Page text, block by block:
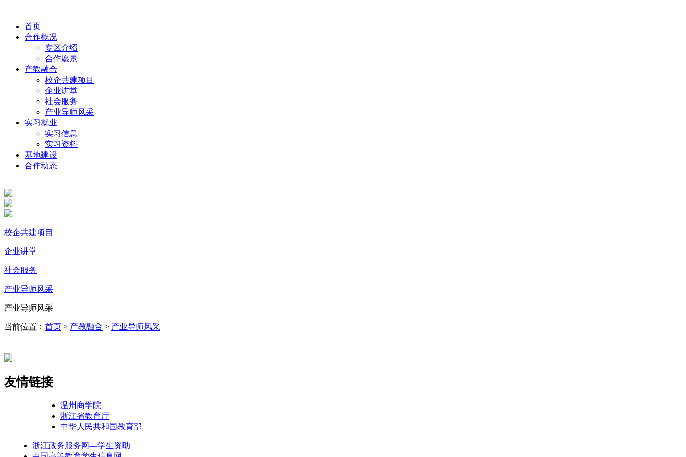
首页
合作概况
专区介绍
合作愿景
产教融合
校企共建项目
企业讲堂
社会服务
产业导师风采
实习就业
实习信息
实习资料
基地建设
合作动态
校企共建项目
企业讲堂
社会服务
产业导师风采
产业导师风采
当前位置： 首页 > 产教融合 > 产业导师风采
友情链接
温州商学院
浙江省教育厅
中华人民共和国教育部
浙江政务服务网—学生资助